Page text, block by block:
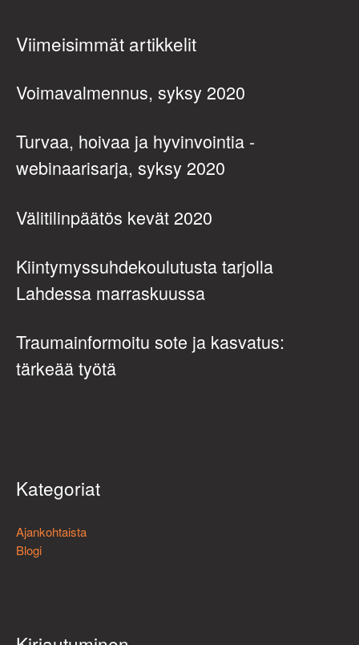
Viimeisimmät artikkelit
Voimavalmennus, syksy 2020
Turvaa, hoivaa ja hyvinvointia -
webinaarisarja, syksy 2020
Välitilinpäätös kevät 2020
Kiintymyssuhdekoulutusta tarjolla
Lahdessa marraskuussa
Traumainformoitu sote ja kasvatus:
tärkeää työtä
Kategoriat
Ajankohtaista
Blogi